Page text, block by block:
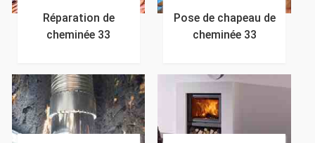
Réparation de
cheminée 33
Pose de chapeau de
cheminée 33